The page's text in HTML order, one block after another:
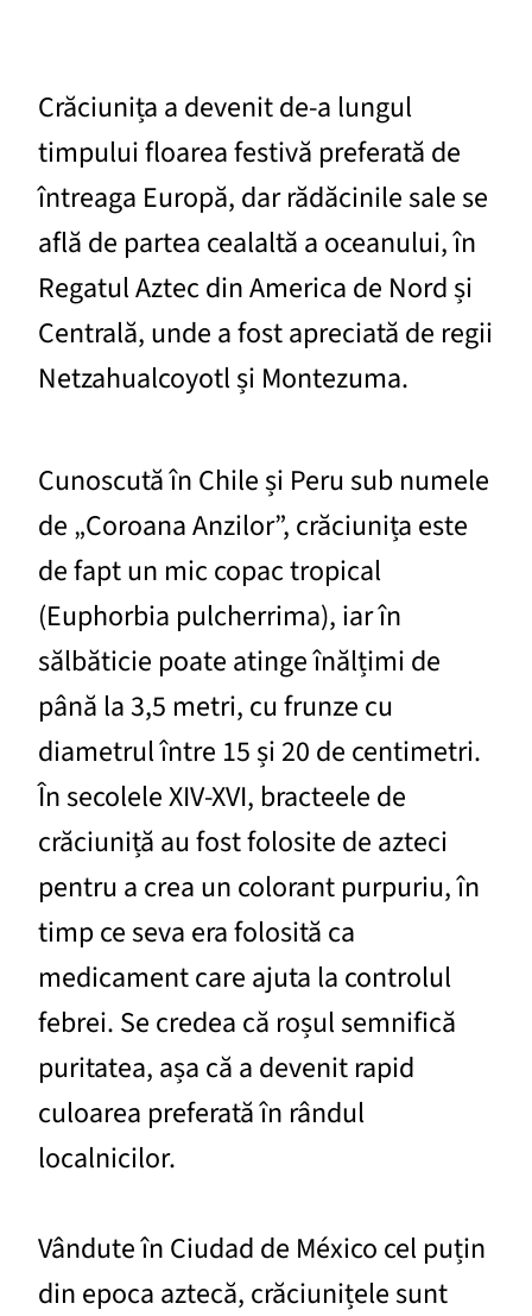
Crăciunița a devenit de-a lungul
timpului floarea festivă preferată de
întreaga Europă, dar rădăcinile sale se
află de partea cealaltă a oceanului, în
Regatul Aztec din America de Nord și
Centrală, unde a fost apreciată de regii
Netzahualcoyotl și Montezuma.
Cunoscută în Chile și Peru sub numele
de „Coroana Anzilor”, crăciunița este
de fapt un mic copac tropical
(Euphorbia pulcherrima), iar în
sălbăticie poate atinge înălțimi de
până la 3,5 metri, cu frunze cu
diametrul între 15 și 20 de centimetri.
În secolele XIV-XVI, bracteele de
crăciuniță au fost folosite de azteci
pentru a crea un colorant purpuriu, în
timp ce seva era folosită ca
medicament care ajuta la controlul
febrei. Se credea că roșul semnifică
puritatea, așa că a devenit rapid
culoarea preferată în rândul
localnicilor.
Vândute în Ciudad de México cel puțin
din epoca aztecă, crăciunițele sunt